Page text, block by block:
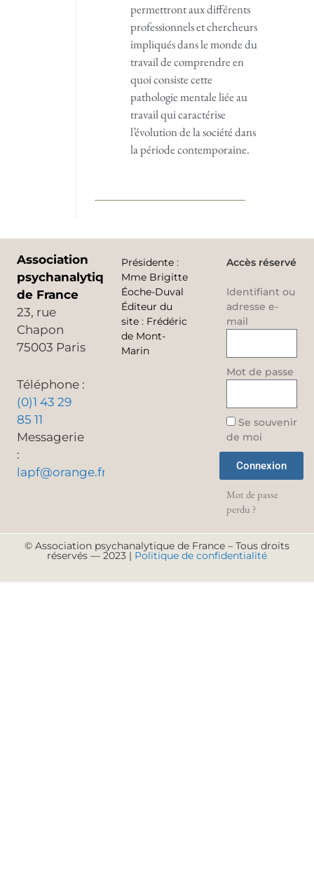
permettront aux différents
professionnels et chercheurs
impliqués dans le monde du
travail de comprendre en
quoi consiste cette
pathologie mentale liée au
travail qui caractérise
l’évolution de la société dans
la période contemporaine.
Association
psychanalytique
de France
23, rue
Chapon
75003 Paris
Téléphone :
(0)1 43 29
85 11
Messagerie
:
lapf@orange.fr
Présidente :
Mme Brigitte
Éoche-Duval
Éditeur du
site : Frédéric
de Mont-
Marin
Accès réservé
Identifiant ou
adresse e-
mail
Mot de passe
Se souvenir
de moi
Connexion
Mot de passe
perdu ?
© Association psychanalytique de France – Tous droits
réservés — 2023 | Politique de confidentialité